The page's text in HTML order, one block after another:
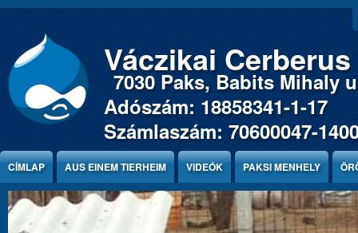
Jump to Content
Váczikai
7030 Paks, Babits Mihaly
Adószám: 18858341-1-17
Számlaszám: 70600047-
CÍMLAP AUS EINEM TIERHEIM VIDEÓK PAKSI MENHELY